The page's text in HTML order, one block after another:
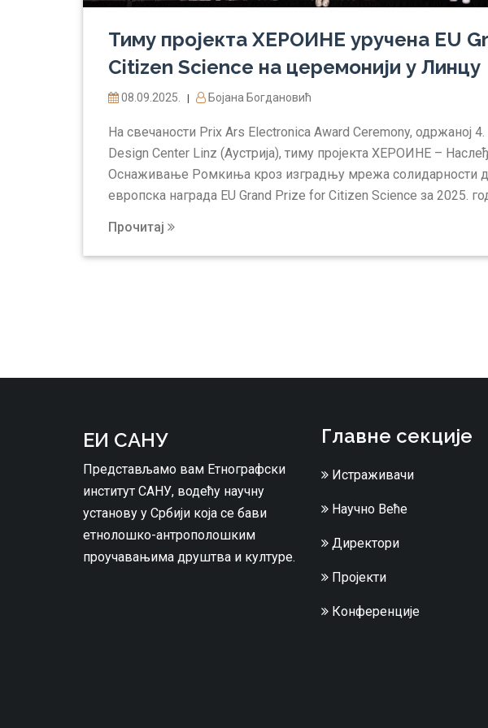
Тиму пројекта ХЕРОИНЕ уручена EU
Citizen Science на церемонији у Линцу
08.09.2025. | Бојана Богдановић
На свечаности Prix Ars Electronica Аward Ceremony, одржаној
Design Center Linz (Аустрија), тиму пројекта ХЕРОИНЕ –
Оснаживање Ромкиња кроз изградњу мрежа солидарности
европска награда EU Grand Prize for Citizen Science за 2025.
Прочитај
ЕИ САНУ
Представљамо вам Етнографски
институт САНУ, водећу научну
установу у Србији која се бави
етнолошко-антрополошким
проучавањима друштва и културе.
Главне секције
Истраживачи
Научно Веће
Директори
Пројекти
Конференције